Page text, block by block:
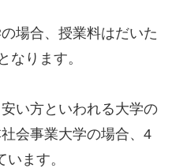
場合、授業料はだいた
なります。
い方といわれる大学の
会事業大学の場合、4
ます。